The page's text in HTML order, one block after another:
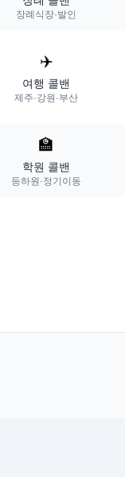
장례식장·발인
✈️
여행 콜밴
제주·강원·부산
🏫
학원 콜밴
등하원·정기이동